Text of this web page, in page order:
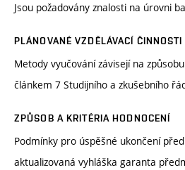
Jsou požadovány znalosti na úrovni
PLÁNOVANÉ VZDĚLÁVACÍ
Metody vyučování závisejí na
článkem 7 Studijního a zkušebního
ZPŮSOB A KRITÉRIA HODNOCENÍ
Podmínky pro úspěšné ukončení
aktualizovaná vyhláška garanta